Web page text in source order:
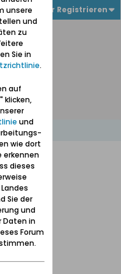
oder Registrieren
aufrufen.
unsere
und
zu
Sie in
.
auf
" klicken,
und
wie dort
erkennen
dieses
Sie der
und
Daten in
Forum